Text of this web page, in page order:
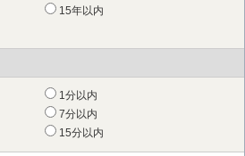
15年以内
1分以内
7分以内
15分以内